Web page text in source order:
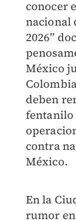
conocer
nacional
2026”
México
deben
fentanilo
contra
México.
En la
rumor